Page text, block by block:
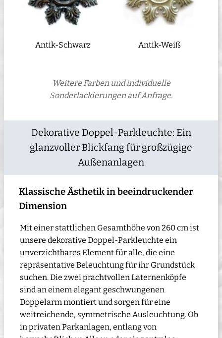
Antik-Schwarz Antik-Weiß
Weitere Farben und individuelle
Sonderlackierungen auf Anfrage.
Dekorative Doppel-Parkleuchte: Ein
glanzvoller Blickfang für großzügige
Außenanlagen
Klassische Ästhetik in beeindruckender
Dimension
Mit einer stattlichen Gesamthöhe von 260 cm ist
unsere dekorative Doppel-Parkleuchte ein
unverzichtbares Element für alle, die eine
repräsentative Beleuchtung für ihr Grundstück
suchen. Die zwei prachtvollen Laternenköpfe
sind an einem elegant geschwungenen
Doppelarm montiert und sorgen für eine
weitreichende, symmetrische Ausleuchtung. Ob
in privaten Parkanlagen, entlang von